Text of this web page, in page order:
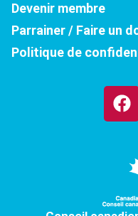
S
u
a
e
Devenir membre
Parrainer / Faire un
Politique de